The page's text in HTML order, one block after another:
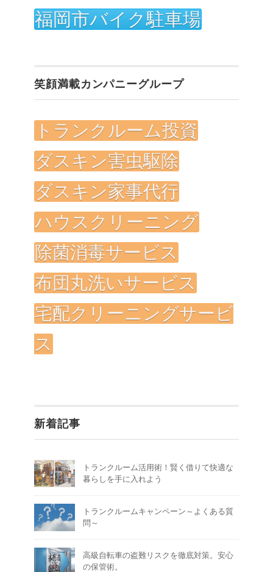
福岡市バイク駐車場
笑顔満載カンパニーグループ
トランクルーム投資
ダスキン害虫駆除
ダスキン家事代行
ハウスクリーニング
除菌消毒サービス
布団丸洗いサービス
宅配クリーニングサービ
ス
新着記事
トランクルーム活用術！賢く借りて快適な
暮らしを手に入れよう
トランクルームキャンペーン～よくある質
問～
高級自転車の盗難リスクを徹底対策。安心
の保管術。